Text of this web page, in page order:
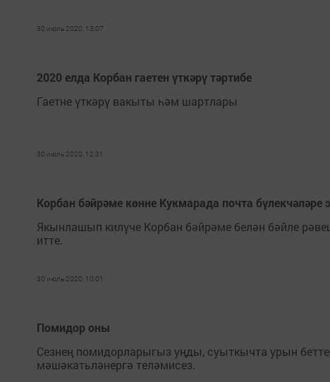
30 июль 2020, 13:07
2020 елда Корбан гаетен үткәрү тәртибе
Гаетне үткәрү вакыты һәм шартлары
30 июль 2020, 12:31
Корбан бәйрәме көнне Кукмарада почта бүлекчәләре
Якынлашып килүче Корбан бәйрәме белән бәйле
итте.
30 июль 2020, 10:01
Помидор оны
Сезнең помидорларыгыз уңды, суыткычта урын
мәшәкатьләнергә теләмисез.